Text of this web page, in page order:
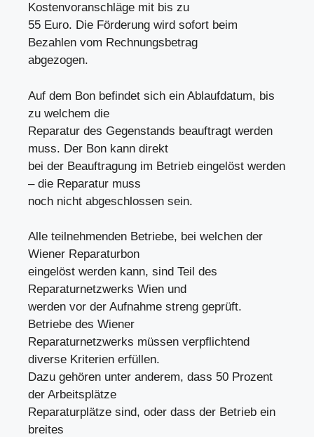
Kostenvoranschläge mit bis zu
55 Euro. Die Förderung wird sofort beim
Bezahlen vom Rechnungsbetrag
abgezogen.
Auf dem Bon befindet sich ein Ablaufdatum, bis
zu welchem die
Reparatur des Gegenstands beauftragt werden
muss. Der Bon kann direkt
bei der Beauftragung im Betrieb eingelöst werden
– die Reparatur muss
noch nicht abgeschlossen sein.
Alle teilnehmenden Betriebe, bei welchen der
Wiener Reparaturbon
eingelöst werden kann, sind Teil des
Reparaturnetzwerks Wien und
werden vor der Aufnahme streng geprüft.
Betriebe des Wiener
Reparaturnetzwerks müssen verpflichtend
diverse Kriterien erfüllen.
Dazu gehören unter anderem, dass 50 Prozent
der Arbeitsplätze
Reparaturplätze sind, oder dass der Betrieb ein
breites